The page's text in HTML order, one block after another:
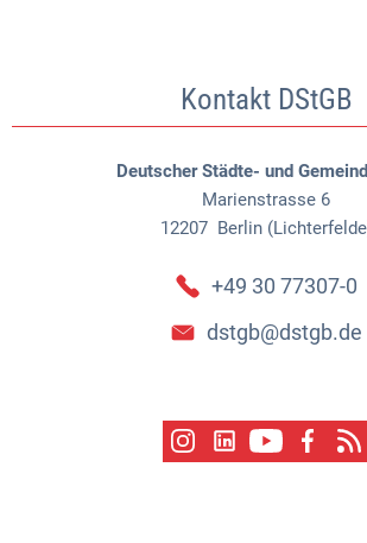
Kontakt DStGB
Deutscher Städte- und
Marienstrasse 6
12207 Berlin
+49 30 77307-0
dstgb@dstgb.de